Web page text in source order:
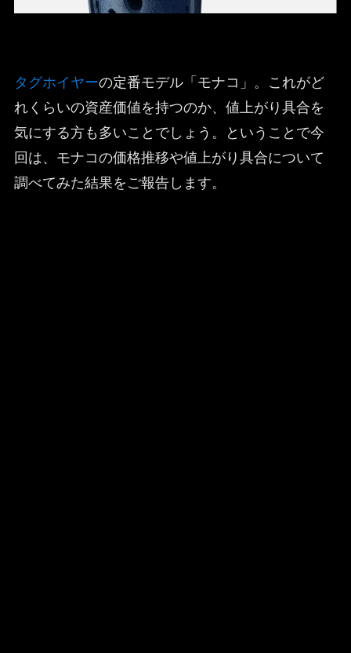
タグホイヤーの定番モデル「モナコ」。これがど
れくらいの資産価値を持つのか、値上がり具合を
気にする方も多いことでしょう。ということで今
回は、モナコの価格推移や値上がり具合について
調べてみた結果をご報告します。